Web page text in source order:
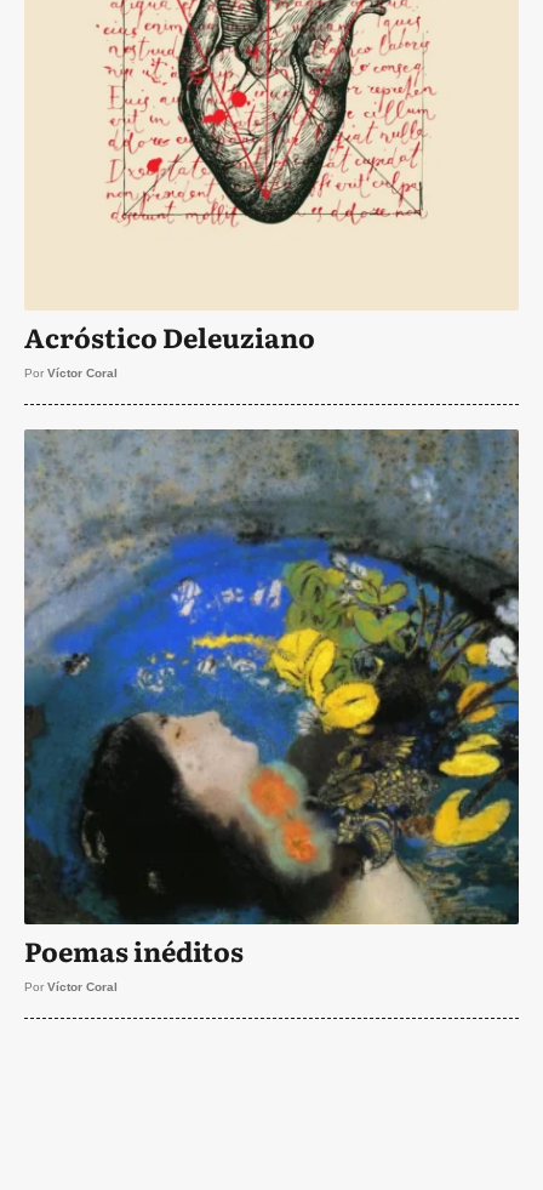
Acróstico Deleuziano
Por Víctor Coral
Poemas inéditos
Por Víctor Coral